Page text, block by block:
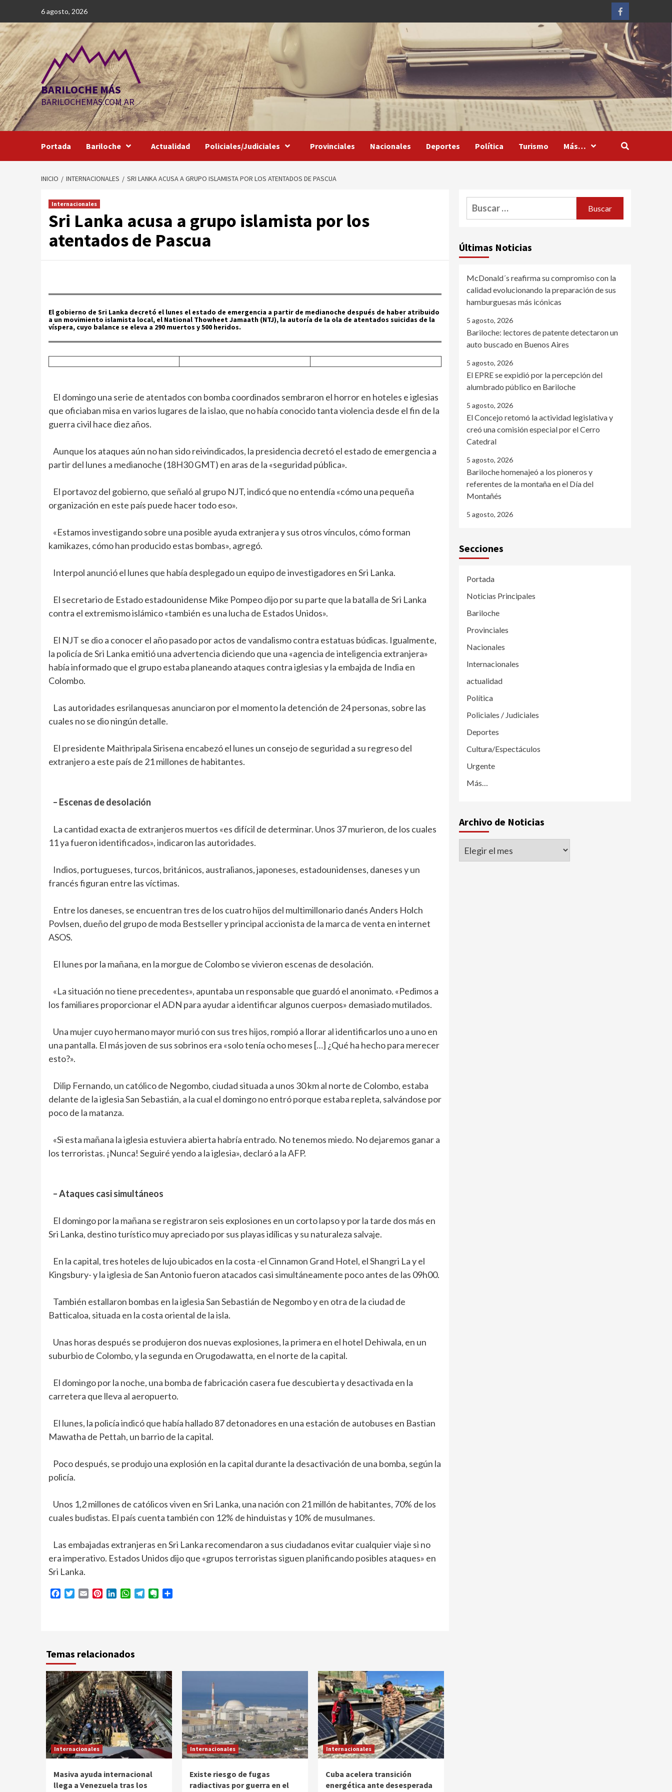
contenido
6 agosto, 2026
Facebook
BARILOCHE MÁS
BARILOCHEMAS.COM.AR
Portada Bariloche Actualidad Policiales/Judiciales Provinciales Nacionales Deportes Política Turismo Más…
INICIO INTERNACIONALES SRI LANKA ACUSA A GRUPO ISLAMISTA POR LOS ATENTADOS DE PASCUA
Internacionales
Sri Lanka acusa a grupo islamista por los
atentados de Pascua
El gobierno de Sri Lanka decretó el lunes el estado de emergencia a partir de medianoche después de haber atribuido
a un movimiento islamista local, el National Thowheet Jamaath (NTJ), la autoría de la ola de atentados suicidas de la
víspera, cuyo balance se eleva a 290 muertos y 500 heridos.
El domingo una serie de atentados con bomba coordinados sembraron el horror en hoteles e iglesias
que oficiaban misa en varios lugares de la islao, que no había conocido tanta violencia desde el fin de la
guerra civil hace diez años.
Aunque los ataques aún no han sido reivindicados, la presidencia decretó el estado de emergencia a
partir del lunes a medianoche (18H30 GMT) en aras de la «seguridad pública».
El portavoz del gobierno, que señaló al grupo NJT, indicó que no entendía «cómo una pequeña
organización en este país puede hacer todo eso».
«Estamos investigando sobre una posible ayuda extranjera y sus otros vínculos, cómo forman
kamikazes, cómo han producido estas bombas», agregó.
Interpol anunció el lunes que había desplegado un equipo de investigadores en Sri Lanka.
El secretario de Estado estadounidense Mike Pompeo dijo por su parte que la batalla de Sri Lanka
contra el extremismo islámico «también es una lucha de Estados Unidos».
El NJT se dio a conocer el año pasado por actos de vandalismo contra estatuas búdicas. Igualmente,
la policía de Sri Lanka emitió una advertencia diciendo que una «agencia de inteligencia extranjera»
había informado que el grupo estaba planeando ataques contra iglesias y la embajda de India en
Colombo.
Las autoridades esrilanquesas anunciaron por el momento la detención de 24 personas, sobre las
cuales no se dio ningún detalle.
El presidente Maithripala Sirisena encabezó el lunes un consejo de seguridad a su regreso del
extranjero a este país de 21 millones de habitantes.
– Escenas de desolación
La cantidad exacta de extranjeros muertos «es difícil de determinar. Unos 37 murieron, de los cuales
11 ya fueron identificados», indicaron las autoridades.
Indios, portugueses, turcos, británicos, australianos, japoneses, estadounidenses, daneses y un
francés figuran entre las víctimas.
Entre los daneses, se encuentran tres de los cuatro hijos del multimillonario danés Anders Holch
Povlsen, dueño del grupo de moda Bestseller y principal accionista de la marca de venta en internet
ASOS.
El lunes por la mañana, en la morgue de Colombo se vivieron escenas de desolación.
«La situación no tiene precedentes», apuntaba un responsable que guardó el anonimato. «Pedimos a
los familiares proporcionar el ADN para ayudar a identificar algunos cuerpos» demasiado mutilados.
Una mujer cuyo hermano mayor murió con sus tres hijos, rompió a llorar al identificarlos uno a uno en
una pantalla. El más joven de sus sobrinos era «solo tenía ocho meses […] ¿Qué ha hecho para merecer
esto?».
Dilip Fernando, un católico de Negombo, ciudad situada a unos 30 km al norte de Colombo, estaba
delante de la iglesia San Sebastián, a la cual el domingo no entró porque estaba repleta, salvándose por
poco de la matanza.
«Si esta mañana la iglesia estuviera abierta habría entrado. No tenemos miedo. No dejaremos ganar a
los terroristas. ¡Nunca! Seguiré yendo a la iglesia», declaró a la AFP.
– Ataques casi simultáneos
El domingo por la mañana se registraron seis explosiones en un corto lapso y por la tarde dos más en
Sri Lanka, destino turístico muy apreciado por sus playas idílicas y su naturaleza salvaje.
En la capital, tres hoteles de lujo ubicados en la costa -el Cinnamon Grand Hotel, el Shangri La y el
Kingsbury- y la iglesia de San Antonio fueron atacados casi simultáneamente poco antes de las 09h00.
También estallaron bombas en la iglesia San Sebastián de Negombo y en otra de la ciudad de
Batticaloa, situada en la costa oriental de la isla.
Unas horas después se produjeron dos nuevas explosiones, la primera en el hotel Dehiwala, en un
suburbio de Colombo, y la segunda en Orugodawatta, en el norte de la capital.
El domingo por la noche, una bomba de fabricación casera fue descubierta y desactivada en la
carretera que lleva al aeropuerto.
El lunes, la policía indicó que había hallado 87 detonadores en una estación de autobuses en Bastian
Mawatha de Pettah, un barrio de la capital.
Poco después, se produjo una explosión en la capital durante la desactivación de una bomba, según la
policía.
Unos 1,2 millones de católicos viven en Sri Lanka, una nación con 21 millón de habitantes, 70% de los
cuales budistas. El país cuenta también con 12% de hinduistas y 10% de musulmanes.
Las embajadas extranjeras en Sri Lanka recomendaron a sus ciudadanos evitar cualquier viaje si no
era imperativo. Estados Unidos dijo que «grupos terroristas siguen planificando posibles ataques» en
Sri Lanka.
Facebook
Twitter
Email PinterestLinkedInWhatsApp
TelegramEvernote
Temas relacionados
Internacionales
Masiva ayuda internacional
llega a Venezuela tras los
Internacionales
Existe riesgo de fugas
radiactivas por guerra en el
Internacionales
Cuba acelera transición
energética ante desesperada
Buscar:
Últimas Noticias
McDonald´s reafirma su compromiso con la
calidad evolucionando la preparación de sus
hamburguesas más icónicas
5 agosto, 2026
Bariloche: lectores de patente detectaron un
auto buscado en Buenos Aires
5 agosto, 2026
El EPRE se expidió por la percepción del
alumbrado público en Bariloche
5 agosto, 2026
El Concejo retomó la actividad legislativa y
creó una comisión especial por el Cerro
Catedral
5 agosto, 2026
Bariloche homenajeó a los pioneros y
referentes de la montaña en el Día del
Montañés
5 agosto, 2026
Secciones
Portada
Noticias Principales
Bariloche
Provinciales
Nacionales
Internacionales
actualidad
Política
Policiales / Judiciales
Deportes
Cultura/Espectáculos
Urgente
Más…
Archivo de Noticias
Archivo